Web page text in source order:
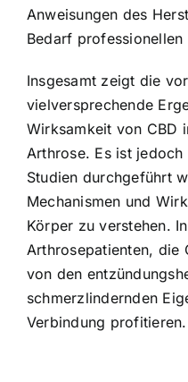
Anweisungen des
Bedarf professionellen
Insgesamt zeigt die
vielversprechende
Wirksamkeit von CBD
Arthrose. Es ist
Studien durchgeführt
Mechanismen und
Körper zu verstehen.
Arthrosepatienten, die
von den
schmerzlindernden
Verbindung profitieren.